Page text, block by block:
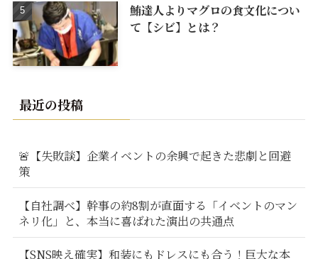
鮪達人よりマグロの食文化につい
て【シビ】とは？
最近の投稿
🚨【失敗談】企業イベントの余興で起きた悲劇と回避
策
【自社調べ】幹事の約8割が直面する「イベントのマン
ネリ化」と、本当に喜ばれた演出の共通点
【SNS映え確実】和装にもドレスにも合う！巨大な本